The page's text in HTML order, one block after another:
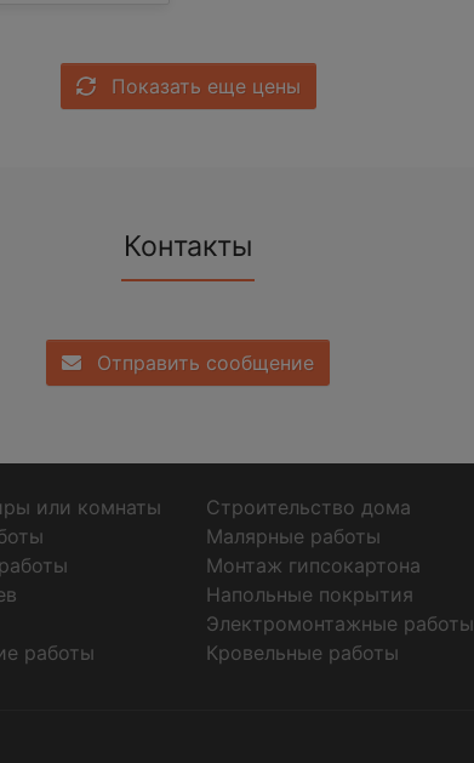
Показать еще цены
Контакты
Отправить сообщение
или комнаты
Строительство дома
Малярные работы
Монтаж гипсокартона
Напольные покрытия
Электромонтажные работы
работы
Кровельные работы